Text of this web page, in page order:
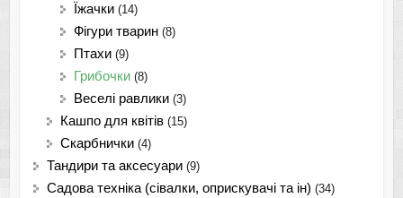
Їжачки (14)
Фігури тварин (8)
Птахи (9)
Грибочки (8)
Веселі равлики (3)
Кашпо для квітів (15)
Скарбнички (4)
Тандири та аксесуари (9)
Садова техніка (сівалки, оприскувачі та ін) (34)